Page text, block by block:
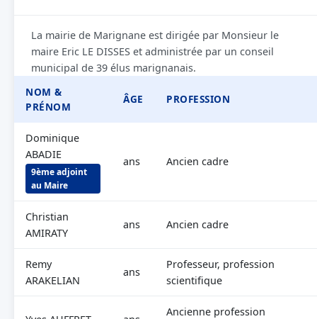
La mairie de Marignane est dirigée par Monsieur le
maire Eric LE DISSES et administrée par un conseil
municipal de 39 élus marignanais.
NOM &
PRÉNOM
ÂGE PROFESSION
Dominique
ABADIE
9ème adjoint
au Maire
ans Ancien cadre
Christian
AMIRATY
ans Ancien cadre
Remy
ARAKELIAN
ans
Professeur, profession
scientifique
Ancienne profession